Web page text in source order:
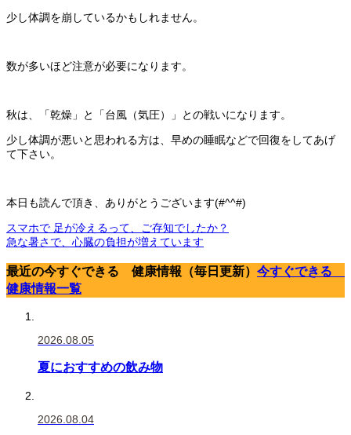
少し体調を崩しているかもしれません。
数が多いほど注意が必要になります。
秋は、「乾燥」と「台風（気圧）」との戦いになります。
少し体調が悪いと思われる方は、早めの睡眠などで回復をしてあげ
て下さい。
本日も読んで頂き、ありがとうございます(#^^#)
スマホで 足が冷えるって、ご存知でしたか？
急な暑さで、心臓の負担が増えています
最近の今すぐできる 健康情報（毎日更新） 今すぐできる
健康情報一覧
2026.08.05
夏におすすめの飲み物
2026.08.04